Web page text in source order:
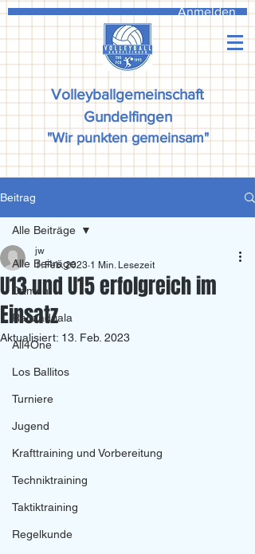
Anmelden
Volleyballgemeinschaft
Gundelfingen
"Wir punkten gemeinsam"
Beitrag
Alle Beiträge
Damen
Ranzadriala
All4One
Los Ballitos
Turniere
Jugend
Krafttraining und Vorbereitung
Techniktraining
Taktiktraining
Regelkunde
Alle Beiträge
U13 und U15 erfolgreich im
Einsatz
jw
1. Feb. 2023 1 Min. Lesezeit
Aktualisiert: 13. Feb. 2023